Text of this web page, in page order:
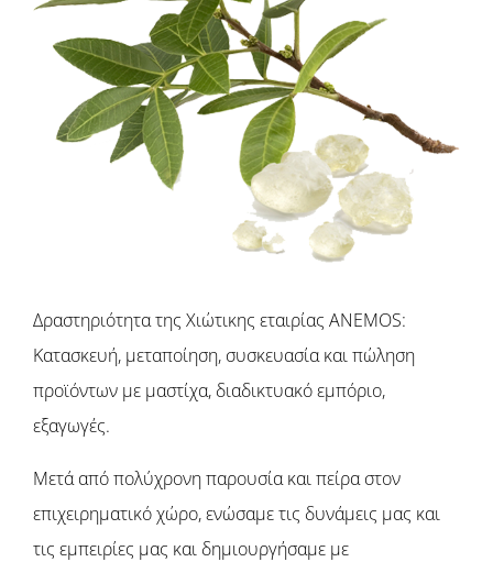
Δραστηριότητα της Χιώτικης εταιρίας ANEMOS:
Κατασκευή, μεταποίηση, συσκευασία και πώληση
προϊόντων με μαστίχα, διαδικτυακό εμπόριο,
εξαγωγές.
Μετά από πολύχρονη παρουσία και πείρα στον
επιχειρηματικό χώρο, ενώσαμε τις δυνάμεις μας και
τις εμπειρίες μας και δημιουργήσαμε με